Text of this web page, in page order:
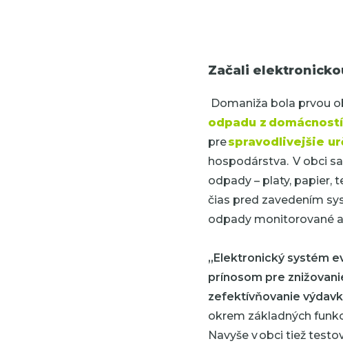
Začali
Domaniža bola prvou
odpadu z domácností
prespravodlivejšie
hospodárstva. V obci
odpady – platy, papier,
čias pred zavedením
odpady monitorované
„Elektronický systém
prínosom pre
zefektívňovanie
okrem základných
Navyše v obci tiež